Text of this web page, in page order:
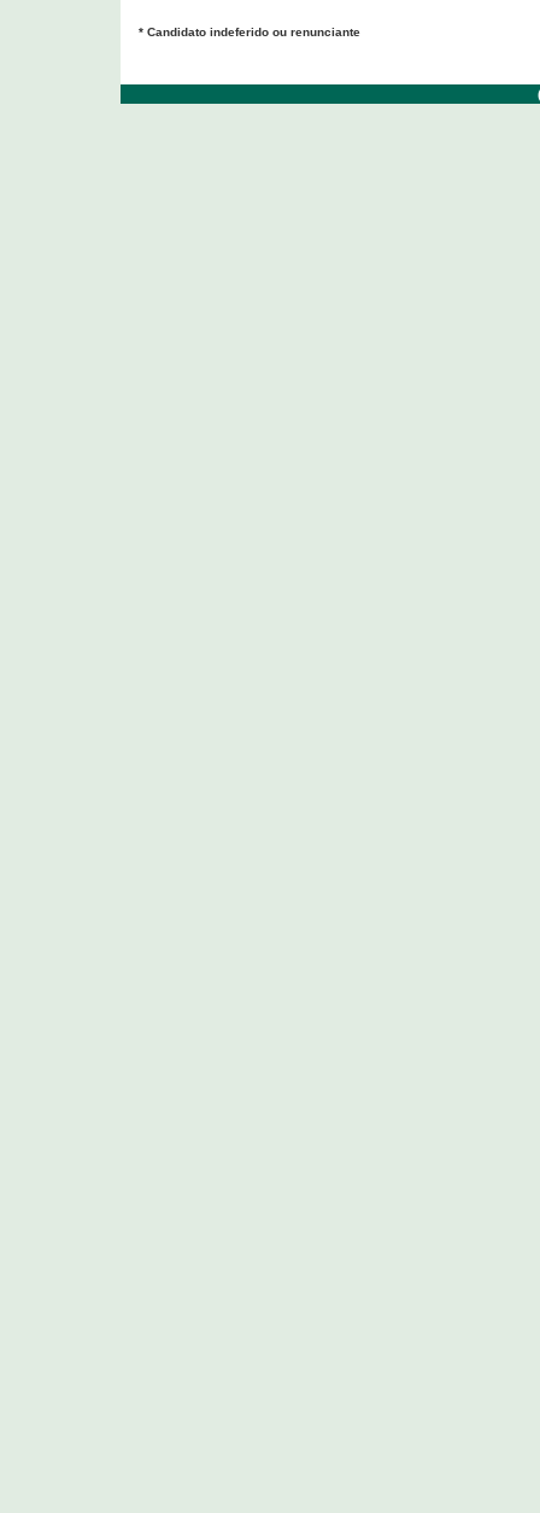
* Candidato indeferido ou renunciante